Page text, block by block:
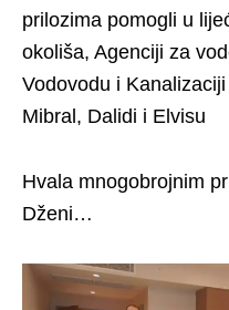
prilozima pomogli u
okoliša, Agenciji za
Vodovodu i
Mibral, Dalidi i Elvisu
Hvala mnogobrojnim
Dženi…